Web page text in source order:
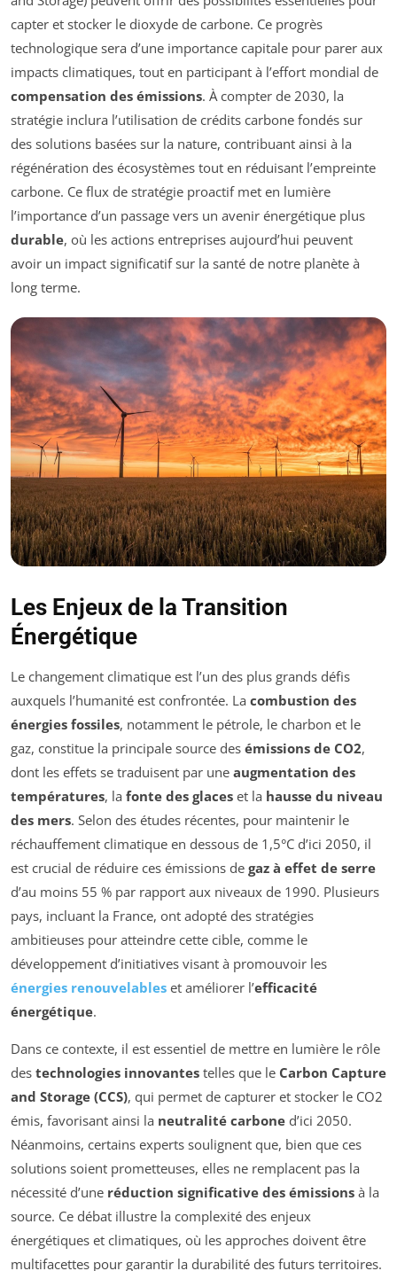
capter et stocker le dioxyde de carbone. Ce progrès
technologique sera d’une importance capitale pour parer aux
impacts climatiques, tout en participant à l’effort mondial de
compensation des émissions. À compter de 2030, la
stratégie inclura l’utilisation de crédits carbone fondés sur
des solutions basées sur la nature, contribuant ainsi à la
régénération des écosystèmes tout en réduisant l’empreinte
carbone. Ce flux de stratégie proactif met en lumière
l’importance d’un passage vers un avenir énergétique plus
durable, où les actions entreprises aujourd’hui peuvent
avoir un impact significatif sur la santé de notre planète à
long terme.
Les Enjeux de la Transition
Énergétique
Le changement climatique est l’un des plus grands défis
auxquels l’humanité est confrontée. La combustion des
énergies fossiles, notamment le pétrole, le charbon et le
gaz, constitue la principale source des émissions de CO2,
dont les effets se traduisent par une augmentation des
températures, la fonte des glaces et la hausse du niveau
des mers. Selon des études récentes, pour maintenir le
réchauffement climatique en dessous de 1,5°C d’ici 2050, il
est crucial de réduire ces émissions de gaz à effet de serre
d’au moins 55 % par rapport aux niveaux de 1990. Plusieurs
pays, incluant la France, ont adopté des stratégies
ambitieuses pour atteindre cette cible, comme le
développement d’initiatives visant à promouvoir les
énergies renouvelables et améliorer l’efficacité
énergétique.
Dans ce contexte, il est essentiel de mettre en lumière le rôle
des technologies innovantes telles que le Carbon Capture
and Storage (CCS), qui permet de capturer et stocker le CO2
émis, favorisant ainsi la neutralité carbone d’ici 2050.
Néanmoins, certains experts soulignent que, bien que ces
solutions soient prometteuses, elles ne remplacent pas la
nécessité d’une réduction significative des émissions à la
source. Ce débat illustre la complexité des enjeux
énergétiques et climatiques, où les approches doivent être
multifacettes pour garantir la durabilité des futurs territoires.